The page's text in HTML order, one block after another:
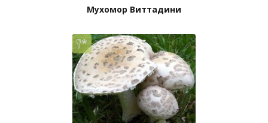
Мухомор Виттадини